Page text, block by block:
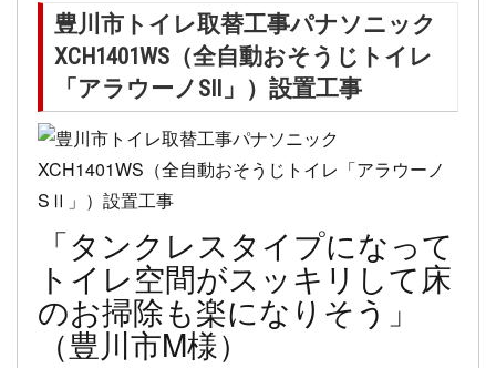
豊川市トイレ取替工事パナソニック
XCH1401WS（全自動おそうじトイレ
「アラウーノSⅡ」）設置工事
「タンクレスタイプになって
トイレ空間がスッキリして床
のお掃除も楽になりそう」
（豊川市M様）